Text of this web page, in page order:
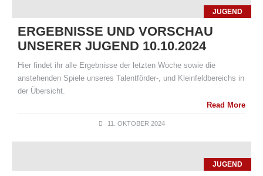
JUGEND
ERGEBNISSE UND VORSCHAU
UNSERER JUGEND 10.10.2024
Hier findet ihr alle Ergebnisse der letzten Woche sowie die
anstehenden Spiele unseres Talentförder-, und Kleinfeldbereichs in
der Übersicht.
Read More
11. OKTOBER 2024
JUGEND